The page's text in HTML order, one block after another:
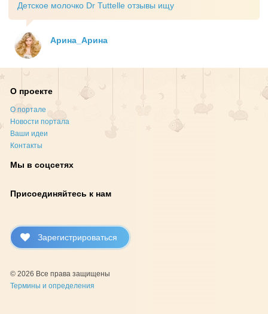
Детское молочко Dr Tuttelle отзывы ищу
Арина_Арина
О проекте
О портале
Новости портала
Ваши идеи
Контакты
Мы в соцсетях
Присоединяйтесь к нам
Зарегистрироваться
© 2026 Все права защищены
Термины и определения